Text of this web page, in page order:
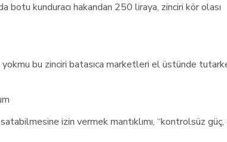
botu kunduracı hakandan 250 liraya, zinciri kör olası
bu zinciri batasıca marketleri el üstünde
izin vermek mantıklımı, “kontrolsüz güç,